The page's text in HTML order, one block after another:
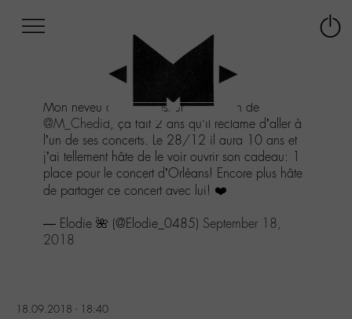
au
menu
Aller
contenu
Aller
recherche
Mon neveu de 9 ans est un grand fan de
@M_Chedid, ça fait 2 ans qu’il réclame d’aller à
l’un de ses concerts. Le 28/12 il aura 10 ans et
j’ai tellement hâte de le voir ouvrir son cadeau: 1
place pour le concert d’Orléans! Encore plus hâte
de partager ce concert avec lui! ❤️
— Elodie 🌺 (@Elodie_0485) September 18,
2018
18.09.2018 - 18:40